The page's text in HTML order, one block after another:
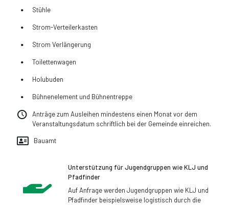
Stühle
Strom-Verteilerkasten
Strom Verlängerung
Toilettenwagen
Holubuden
Bühnenelement und Bühnentreppe
Anträge zum Ausleihen mindestens einen Monat vor dem
Veranstaltungsdatum schriftlich bei der Gemeinde einreichen.
Bauamt
Unterstützung für Jugendgruppen wie KLJ und
Pfadfinder
Auf Anfrage werden Jugendgruppen wie KLJ und
Pfadfinder beispielsweise logistisch durch die